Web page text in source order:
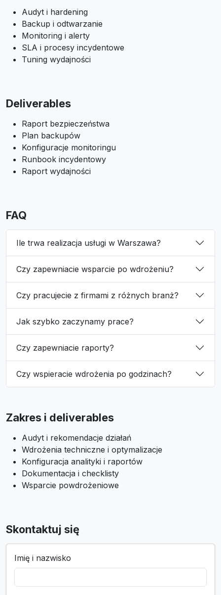
Audyt i hardening
Backup i odtwarzanie
Monitoring i alerty
SLA i procesy incydentowe
Tuning wydajności
Deliverables
Raport bezpieczeństwa
Plan backupów
Konfiguracje monitoringu
Runbook incydentowy
Raport wydajności
FAQ
Ile trwa realizacja usługi w Warszawa?
Czy zapewniacie wsparcie po wdrożeniu?
Czy pracujecie z firmami z różnych branż?
Jak szybko zaczynamy prace?
Czy zapewniacie raporty?
Czy wspieracie wdrożenia po godzinach?
Zakres i deliverables
Audyt i rekomendacje działań
Wdrożenia techniczne i optymalizacje
Konfiguracja analityki i raportów
Dokumentacja i checklisty
Wsparcie powdrożeniowe
Skontaktuj się
Imię i nazwisko